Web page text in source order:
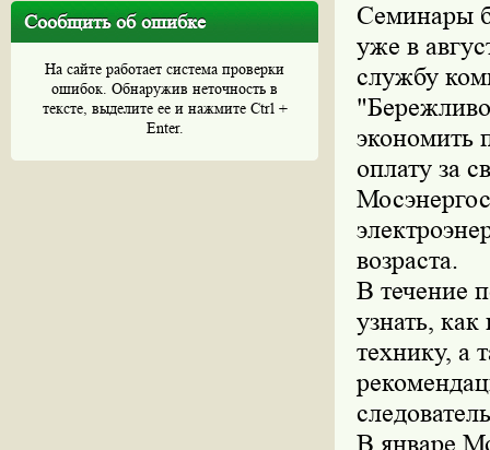
Сообщить об ошибке
На сайте работает система проверки
ошибок. Обнаружив неточность в
тексте, выделите ее и нажмите Ctrl +
Enter.
Семинары
уже в
службу
экономить
оплату за
возраста.
В течение
узнать,
технику, а
В январе